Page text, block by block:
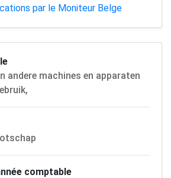
par le Moniteur Belge
andere machines en apparaten
comptable